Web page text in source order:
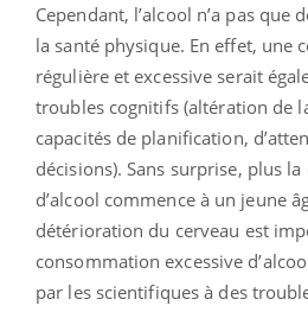
Cependant, l’alcool n’a pas que
la santé physique. En effet, une
régulière et excessive serait
troubles cognitifs (altération de
capacités de planification,
décisions). Sans surprise, plus
d’alcool commence à un jeune
détérioration du cerveau est
consommation excessive
par les scientifiques à des